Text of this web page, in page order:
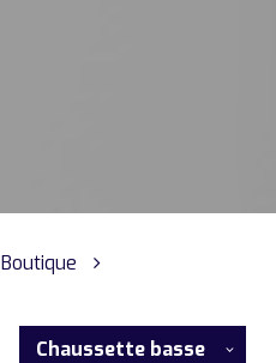
Boutique
Chaussette basse